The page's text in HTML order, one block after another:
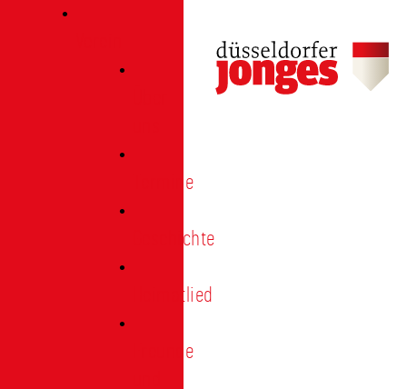
Termine
Geschichte
Heimatlied
Freunde